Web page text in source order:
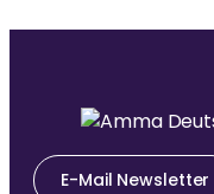
E-Mail Newsletter